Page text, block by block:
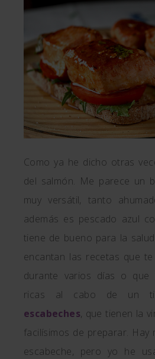
Como ya he dicho otras
del salmón. Me parece un
muy versátil, tanto
además es pescado azul
tiene de bueno para la
encantan las recetas que
durante varios días o que
ricas al cabo de un
escabeches, que tienen la
facilísimos de preparar. Hay
escabeche, pero yo he